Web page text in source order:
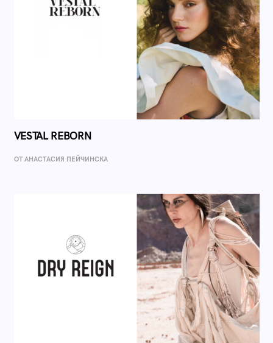
VESTAL REBORN
ОТ AНАСТАСИЯ ПЕЙЧИНСКА